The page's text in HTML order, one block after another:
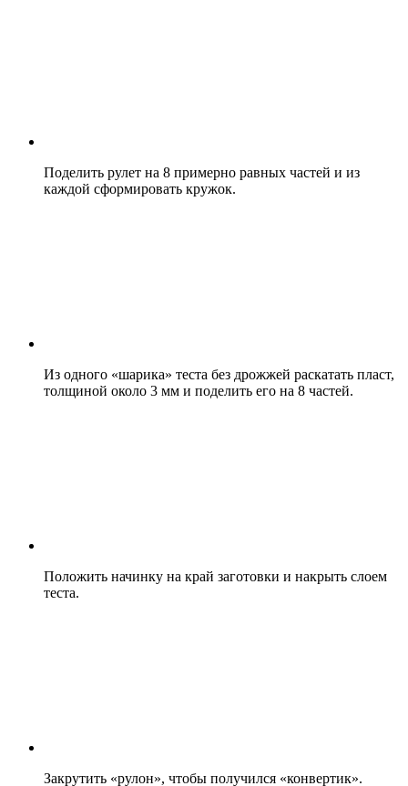
Поделить рулет на 8 примерно равных частей и из
каждой сформировать кружок.
Из одного «шарика» теста без дрожжей раскатать пласт,
толщиной около 3 мм и поделить его на 8 частей.
Положить начинку на край заготовки и накрыть слоем
теста.
Закрутить «рулон», чтобы получился «конвертик».